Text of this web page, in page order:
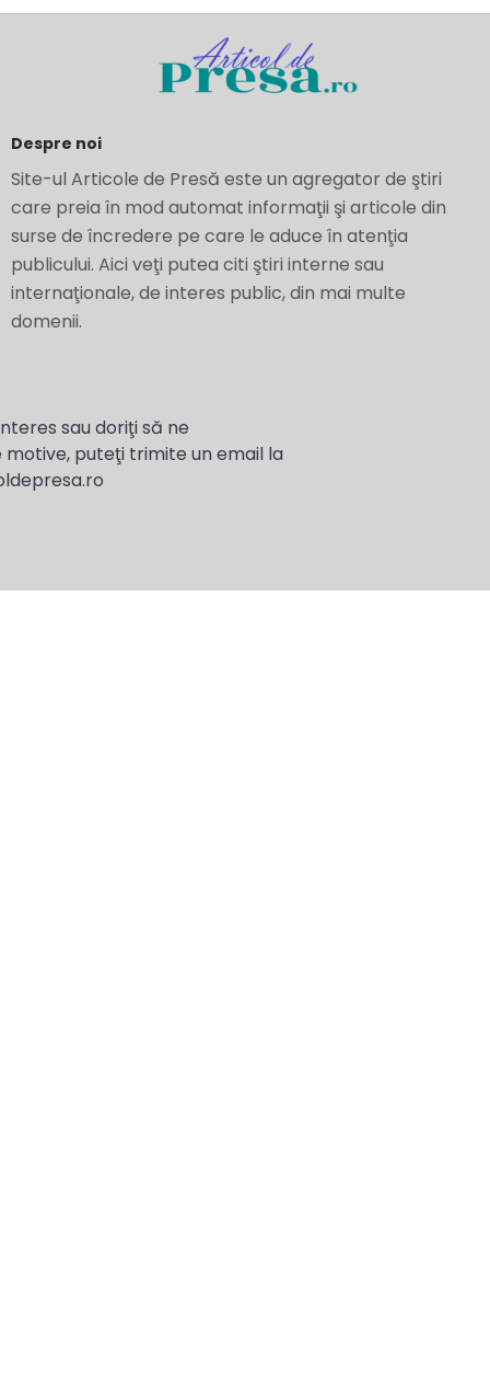
Despre noi
Site-ul Articole de Presă este un agregator de ştiri
care preia în mod automat informaţii şi articole din
surse de încredere pe care le aduce în atenţia
publicului. Aici veţi putea citi ştiri interne sau
internaţionale, de interes public, din mai multe
domenii.
sau doriţi să ne
puteţi trimite un email la